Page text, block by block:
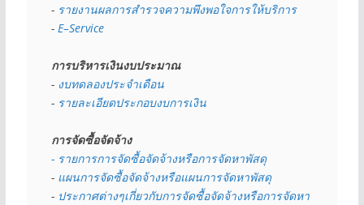
- รายงานผลการสำรวจความพึงพอใจการให้บริการ
- E–Service
การบริหารเงินงบประมาณ
- งบทดลองประจำเดือน
- รายละเอียดประกอบงบการเงิน
การจัดซื้อจัดจ้าง
- รายการการจัดซื้อจัดจ้างหรือการจัดหาพัสดุ
- แผนการจัดซื้อจัดจ้างหรือแผนการจัดหาพัสดุ
- ประกาศต่างๆเกี่ยวกับการจัดซื้อจัดจ้างหรือการจัดหา